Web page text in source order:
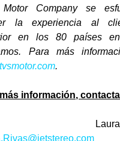
Company se
la experiencia al
en los 80 países
.
información,